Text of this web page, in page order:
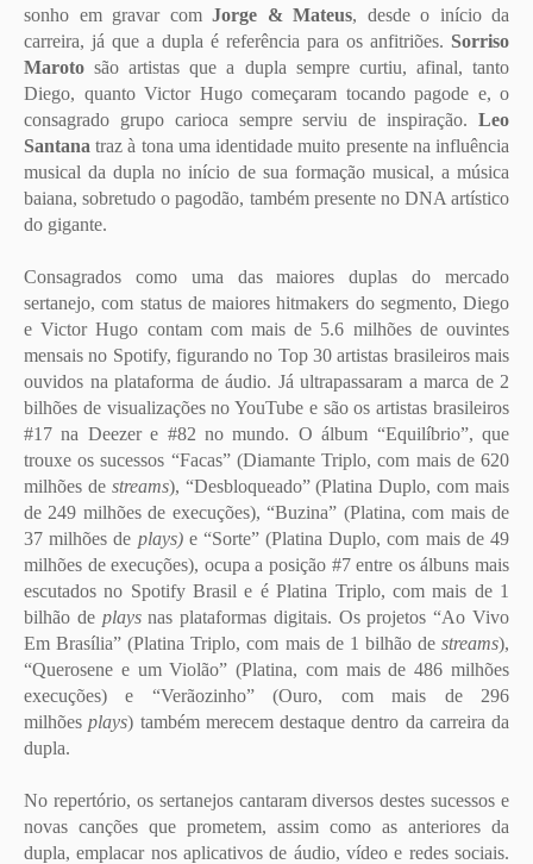
sonho em gravar com Jorge & Mateus, desde o início da
carreira, já que a dupla é referência para os anfitriões. Sorriso
Maroto são artistas que a dupla sempre curtiu, afinal, tanto
Diego, quanto Victor Hugo começaram tocando pagode e, o
consagrado grupo carioca sempre serviu de inspiração. Leo
Santana traz à tona uma identidade muito presente na influência
musical da dupla no início de sua formação musical, a música
baiana, sobretudo o pagodão, também presente no DNA artístico
do gigante.
Consagrados como uma das maiores duplas do mercado
sertanejo, com status de maiores hitmakers do segmento, Diego
e Victor Hugo contam com mais de 5.6 milhões de ouvintes
mensais no Spotify, figurando no Top 30 artistas brasileiros mais
ouvidos na plataforma de áudio. Já ultrapassaram a marca de 2
bilhões de visualizações no YouTube e são os artistas brasileiros
#17 na Deezer e #82 no mundo. O álbum “Equilíbrio”, que
trouxe os sucessos “Facas” (Diamante Triplo, com mais de 620
milhões de streams), “Desbloqueado” (Platina Duplo, com mais
de 249 milhões de execuções), “Buzina” (Platina, com mais de
37 milhões de plays)e “Sorte” (Platina Duplo, com mais de 49
milhões de execuções), ocupa a posição #7 entre os álbuns mais
escutados no Spotify Brasil e é Platina Triplo, com mais de 1
bilhão de playsnas plataformas digitais. Os projetos “Ao Vivo
Em Brasília” (Platina Triplo, com mais de 1 bilhão de streams),
“Querosene e um Violão” (Platina, com mais de 486 milhões
execuções) e “Verãozinho” (Ouro, com mais de 296
milhõesplays) também merecem destaque dentro da carreira da
dupla.
No repertório, os sertanejos cantaram diversos destes sucessos e
novas canções que prometem, assim como as anteriores da
dupla, emplacar nos aplicativos de áudio, vídeo e redes sociais.